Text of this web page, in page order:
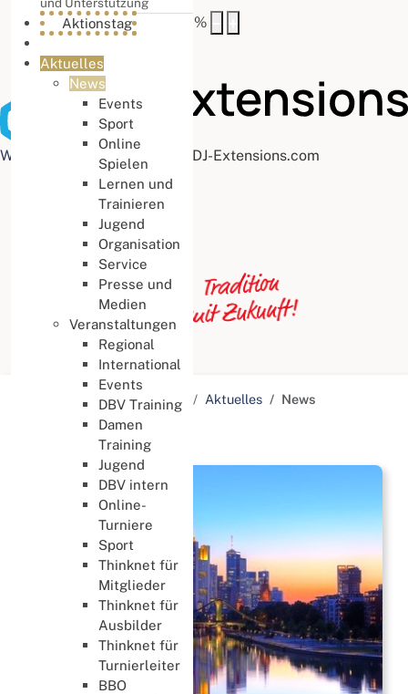
Buchstabenabstand
%
Web Accessibility plugin by DJ-Extensions.com
Aktionstag
Aktuelles
News
Events
Sport
Online
Spielen
Lernen und
Trainieren
Jugend
Organisation
Service
Presse und
Medien
Veranstaltungen
Regional
International
Events
DBV Training
Damen
Training
Jugend
DBV intern
Online-
Turniere
Sport
Thinknet für
Mitglieder
Thinknet für
Ausbilder
Thinknet für
Turnierleiter
BBO
Aktuelle Seite: Startseite Aktuelles News